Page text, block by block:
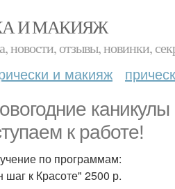
И МАКИЯЖ
отзывы, новинки,
и макияж
к работе!
по программам:
к Красоте" 2500 р.